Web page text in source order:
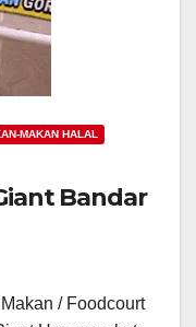
MAKAN HALAL
Bandar
/ Foodcourt